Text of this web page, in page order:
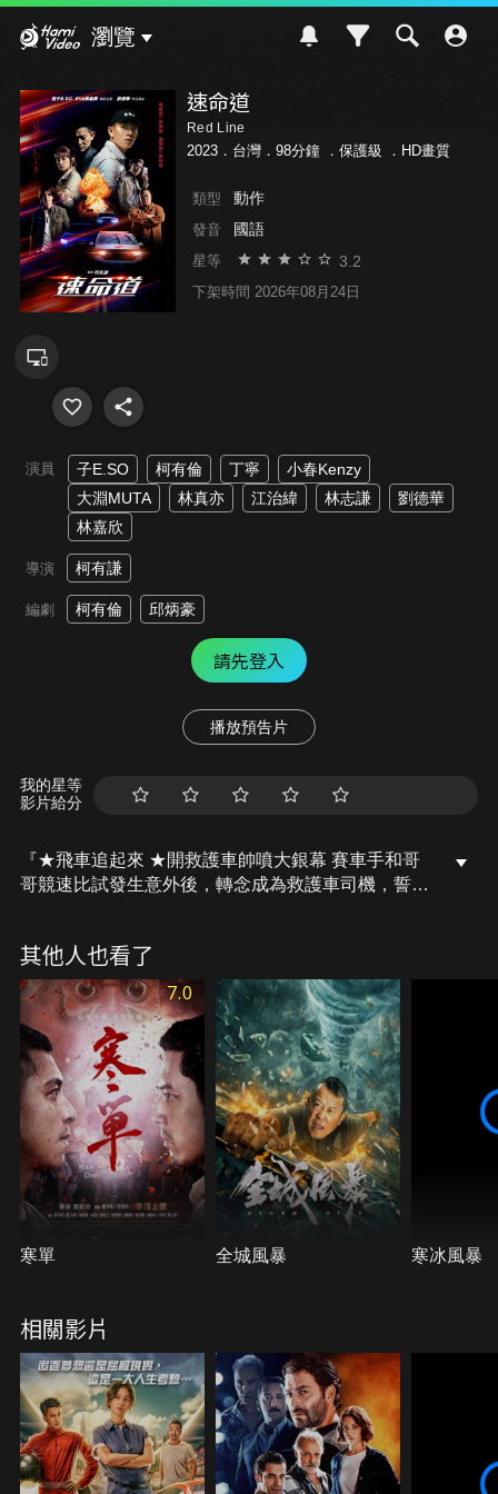
瀏覽
速命道
Red Line
2023．台灣．98分鐘 ． 保護級 ．HD畫質
類型 動作
發音 國語
星等 3.2
下架時間 2026年08月24日
演員 子E.SO 柯有倫 丁寧
小春Kenzy
大淵MUTA
林真亦 江治緯 林志謙
劉德華
林嘉欣
導演 柯有謙
編劇 柯有倫 邱炳豪
請先登入
播放預告片
我的星等
影片給分
『★飛車追起來 ★開救護車帥噴大銀幕 賽車手和哥
哥競速比試發生意外後，轉念成為救護車司機，誓言
樂曾是賽車手，在一場比試中，讓哥哥意外身亡，直
到遇見女醫生慧慧，轉念成為救護車司機，誓言要用
速度救人。然而神秘賽車手「地獄貓」的主人突然現
身，在小樂死黨「三寶」的調查下，各個意外的真相
逐漸浮現……
其他人也看了
7.0
寒單 全城風暴 寒冰風暴
相關影片